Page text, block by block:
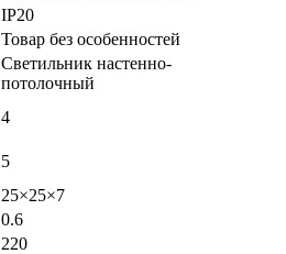
IP20
Товар без особенностей
Светильник настенно-
потолочный
4
5
25×25×7
0.6
220